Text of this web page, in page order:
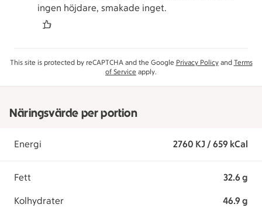
ingen höjdare, smakade inget.
This site is protected by reCAPTCHA and the Google Privacy Policyand Terms
of Service apply.
Näringsvärde per portion
Energi 2760 KJ / 659 kCal
Fett 32.6 g
Kolhydrater 46.9 g